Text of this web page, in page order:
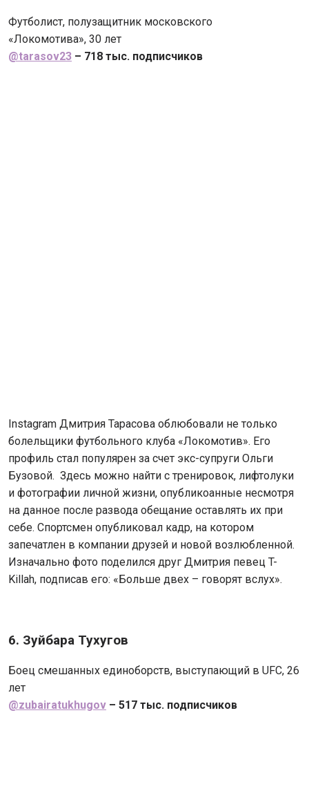
Футболист, полузащитник московского
«Локомотива», 30 лет
@tarasov23 – 718 тыс. подписчиков
Instagram Дмитрия Тарасова облюбовали не только
болельщики футбольного клуба «Локомотив». Его
профиль стал популярен за счет экс-супруги Ольги
Бузовой. Здесь можно найти с тренировок, лифтолуки
и фотографии личной жизни, опубликоанные несмотря
на данное после развода обещание оставлять их при
себе. Спортсмен опубликовал кадр, на котором
запечатлен в компании друзей и новой возлюбленной.
Изначально фото поделился друг Дмитрия певец T-
Killah, подписав его: «Больше двех – говорят вслух».
6. Зуйбара Тухугов
Боец смешанных единоборств, выступающий в UFC, 26
лет
@zubairatukhugov – 517 тыс. подписчиков